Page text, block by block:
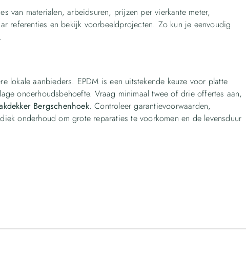
van materialen, arbeidsuren, prijzen per vierkante meter,
referenties en bekijk voorbeeldprojecten. Zo kun je eenvoudig
lokale aanbieders. EPDM is een uitstekende keuze voor platte
onderhoudsbehoefte. Vraag minimaal twee of drie offertes aan,
Bergschenhoek. Controleer garantievoorwaarden,
onderhoud om grote reparaties te voorkomen en de levensduur